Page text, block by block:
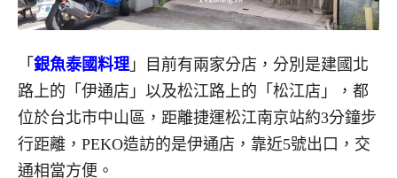
「 銀魚泰國料理 」目前有兩家分店，分別是建國北
路上的「伊通店」以及松江路上的「松江店」，都
位於台北市中山區，距離捷運松江南京站約3分鐘步
行距離，PEKO造訪的是伊通店，靠近5號出口，交
通相當方便。